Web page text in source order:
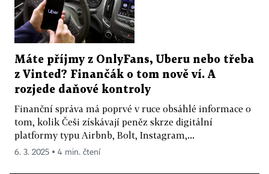
Máte příjmy z OnlyFans, Uberu nebo třeba
z Vinted? Finančák o tom nově ví. A
rozjede daňové kontroly
Finanční správa má poprvé v ruce obsáhlé informace o
tom, kolik Češi získávají peněz skrze digitální
platformy typu Airbnb, Bolt, Instagram,...
6. 3. 2025 ▪ 4 min. čtení